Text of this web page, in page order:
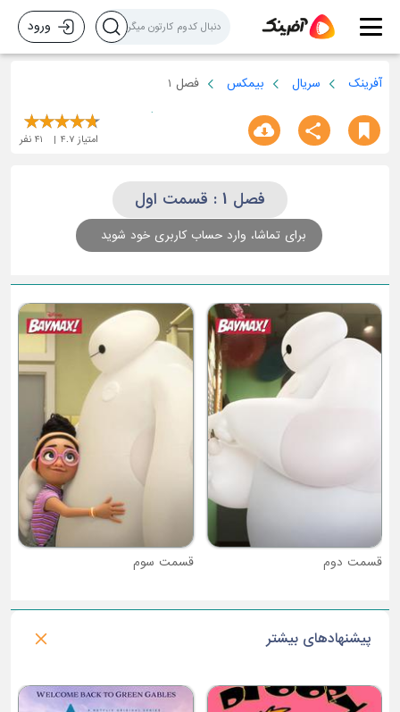
ورود
آفرینک سریال بیمکس فصل 1
امتیاز 4.7
41 نفر
فصل 1 : قسمت اول
برای تماشا، وارد حساب کاربری خود شوید
قسمت سوم
قسمت چهارم
پیشنهادهای بیشتر
فصل 1 : شکارچیان اژدها